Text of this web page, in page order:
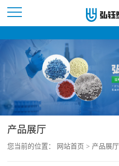
页
公
产品展厅
您当前的位置： 网站首页 > 产品展厅